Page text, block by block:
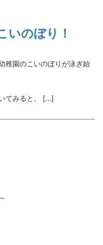
いのぼり！
稚園のこいのぼりが泳ぎ始
てみると、 [...]